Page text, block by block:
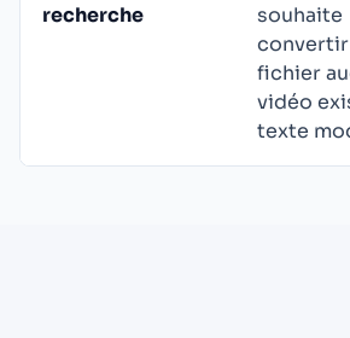
recherche
souhaite
convertir
fichier
vidéo
texte